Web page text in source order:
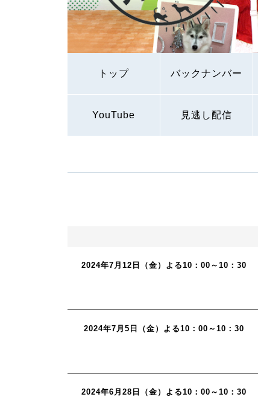
トップ バックナンバー
YouTube 見逃し配信
2024年7月12日（金）よる10：00～10：30
2024年7月5日（金）よる10：00～10：30
2024年6月28日（金）よる10：00～10：30